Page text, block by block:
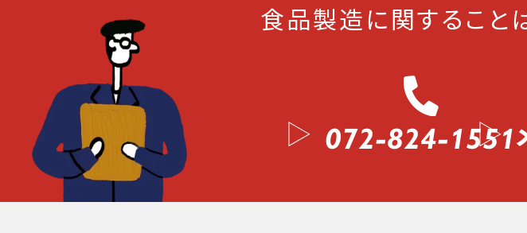
食品製造に関すること
072-824-1551